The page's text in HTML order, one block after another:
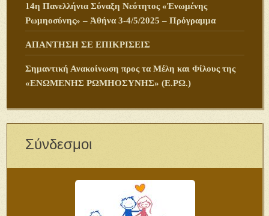
14η Πανελλήνια Σύναξη Νεότητος «Ἑνωμένης
Ρωμηοσύνης» – Ἀθήνα 3-4/5/2025 – Πρόγραμμα
ΑΠΑΝΤΗΣΗ ΣΕ ΕΠΙΚΡΙΣΕΙΣ
Σημαντική Ανακοίνωση προς τα Μέλη και Φίλους της
«ΕΝΩΜΕΝΗΣ ΡΩΜΗΟΣΥΝΗΣ» (Ε.ΡΩ.)
Σύνδεσμοι